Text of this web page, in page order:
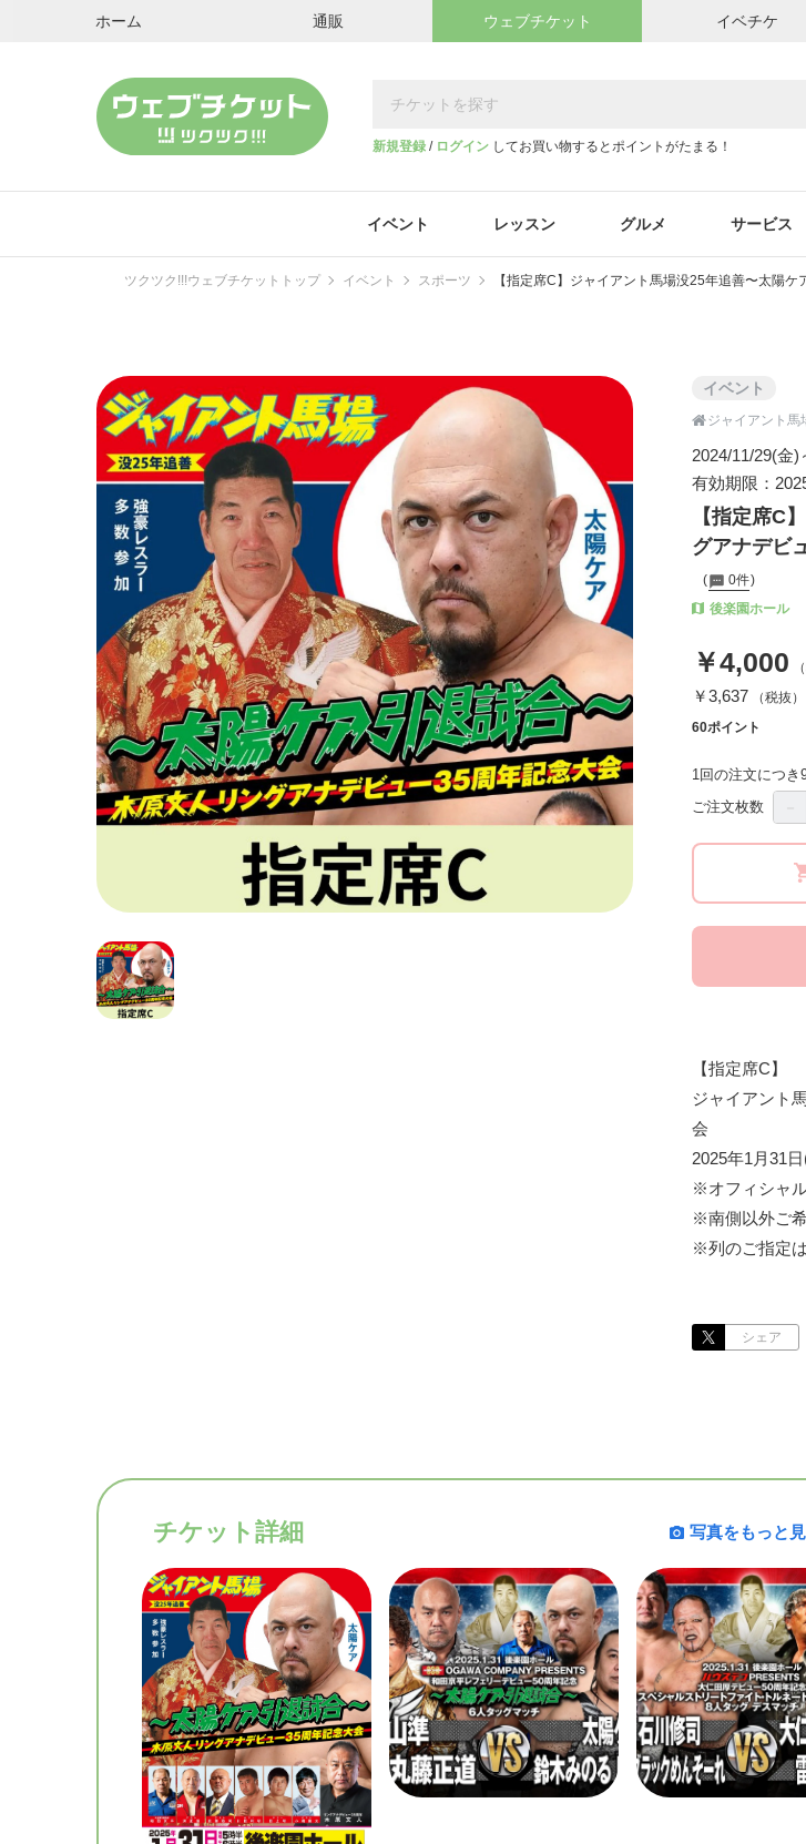
ホーム 通販 ウェブチケット イベチケ
新規登録 / ログイン してお買い物するとポイントがたまる！
イベント レッスン グルメ サービス
ツクツク!!!ウェブチケットトップ イベント スポーツ 【指定席C】ジャイアント馬場没25年追善〜太陽
イベント
ジャイアント馬
2024/11/29(金)
有効期限：
【指定席C
グアナデビ
0件
後楽園ホール
￥4,000
￥3,637 （税抜）
60ポイント
1回の注文につき
ご注文枚数
【指定席C】
ジャイアント
会
2025年1月31
※オフィシャ
※南側以外ご
※列のご指定
シェア
チケット詳細 写真をもっと見